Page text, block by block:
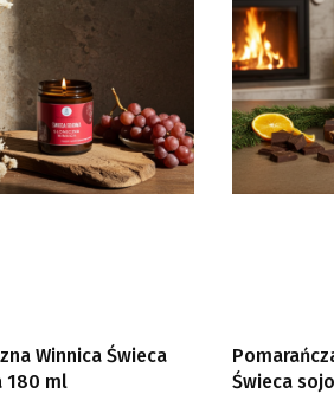
Winnica Świeca
180 ml
Świeca